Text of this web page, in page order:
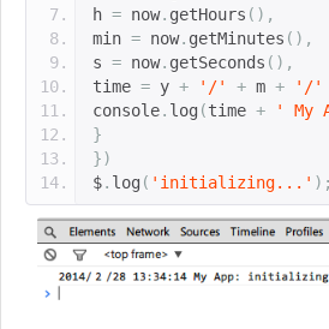
h = now. getHours (),
min = now. getMinutes (),
s = now. getSeconds (),
time = y + '/' + m + '/'
console. log (time + ' My
}
})
$. log ( 'initializing...' );